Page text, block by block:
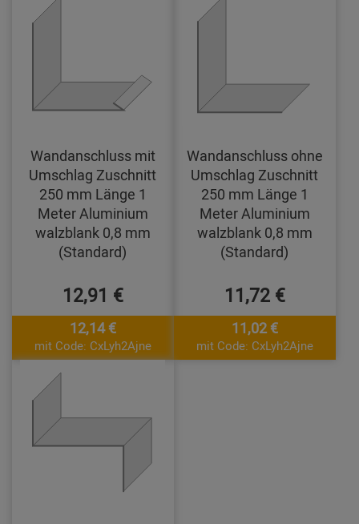
Wandanschluss mit
Umschlag Zuschnitt
250 mm Länge 1
Meter Aluminium
walzblank 0,8 mm
(Standard)
12,91 €
12,14 €
mit Code: CxLyh2Ajne
Wandanschluss ohne
Umschlag Zuschnitt
250 mm Länge 1
Meter Aluminium
walzblank 0,8 mm
(Standard)
11,72 €
11,02 €
mit Code: CxLyh2Ajne